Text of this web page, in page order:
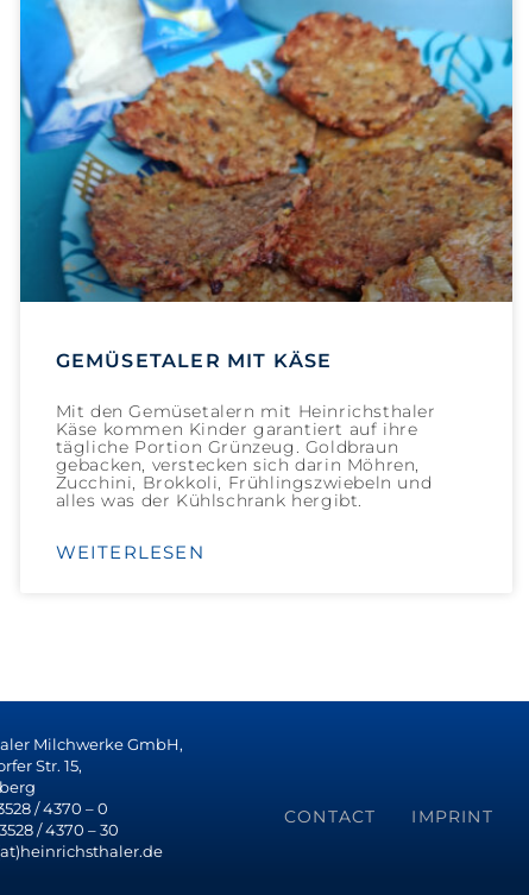
GEMÜSETALER MIT KÄSE
Mit den Gemüsetalern mit Heinrichsthaler
Käse kommen Kinder garantiert auf ihre
tägliche Portion Grünzeug. Goldbraun
gebacken, verstecken sich darin Möhren,
Zucchini, Brokkoli, Frühlingszwiebeln und
alles was der Kühlschrank hergibt.
WEITERLESEN
Milchwerke GmbH,
Str. 15,
/ 4370 – 0
/ 4370 – 30
CONTACT IMPRINT